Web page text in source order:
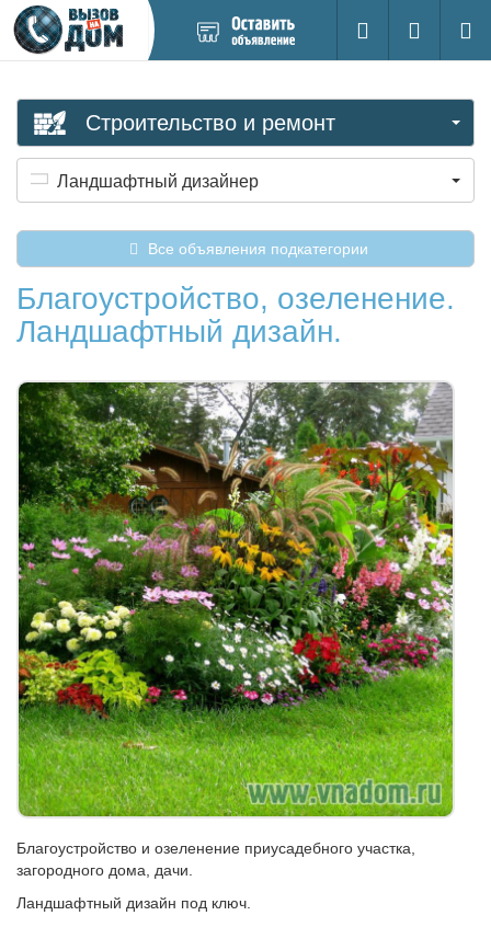
новое
Поиск
Вход на
Строительство и ремонт
Ландшафтный дизайнер
Все объявления подкатегории
Благоустройство, озеленение.
Ландшафтный дизайн.
Благоустройство и озеленение приусадебного участка,
загородного дома, дачи.
Ландшафтный дизайн под ключ.